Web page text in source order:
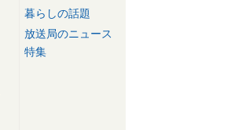
暮らしの話題
放送局のニュース
特集